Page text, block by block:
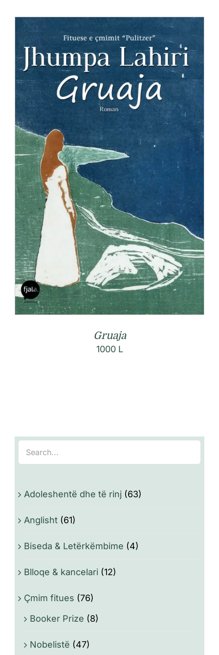
Anglisht
Ditarë
Evente
Blog
Gruaja
1000 L
Adoleshentë dhe të rinj (63)
Anglisht (61)
Biseda & Letërkëmbime (4)
Blloqe & kancelari (12)
Çmim fitues (76)
Booker Prize (8)
Nobelistë (47)